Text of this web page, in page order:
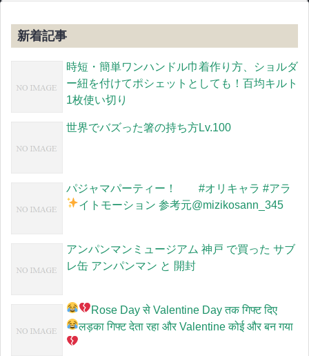
新着記事
時短・簡単ワンハンドル巾着作り方、ショルダ
ー紐を付けてポシェットとしても！百均キルト
1枚使い切り
世界でバズった箸の持ち方Lv.100
パジャマパーティー！ #オリキャラ #アラ
イトモーション 参考元@mizikosann_345
アンパンマンミュージアム 神戸 で買った サブ
レ缶 アンパンマン と 開封
Rose Day से Valentine Day तक गिफ्ट दिए
लड़का गिफ्ट देता रहा और Valentine कोई और बन गया